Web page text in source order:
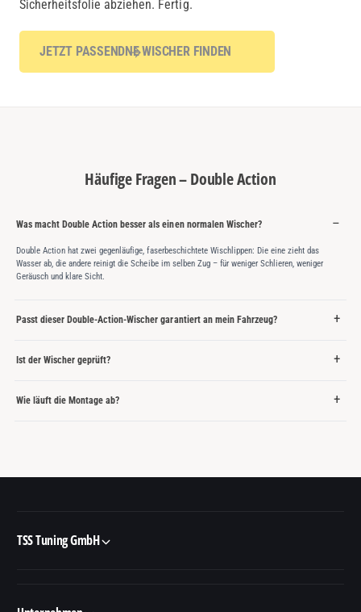
Sicherheitsfolie abziehen. Fertig.
JETZT PASSENDNE WISCHER FINDEN
Häufige Fragen – Double Action
Was macht Double Action besser als einen normalen Wischer?
Double Action hat zwei gegenläufige, faserbeschichtete Wischlippen: Die eine zieht das
Wasser ab, die andere reinigt die Scheibe im selben Zug – für weniger Schlieren, weniger
Geräusch und klare Sicht.
Passt dieser Double-Action-Wischer garantiert an mein Fahrzeug?
Ist der Wischer geprüft?
Wie läuft die Montage ab?
TSS Tuning GmbH